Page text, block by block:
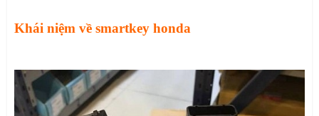
Khái niệm về smartkey honda